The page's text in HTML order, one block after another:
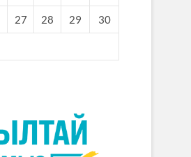
27 28 29 30